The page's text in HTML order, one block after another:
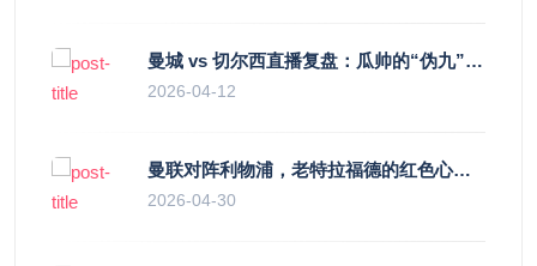
曼城 vs 切尔西直播复盘：瓜帅的“伪九”陷阱，如何绞杀蓝军的“三中卫”？
2026-04-12
曼联对阵利物浦，老特拉福德的红色心跳与蓝色暗涌
2026-04-30